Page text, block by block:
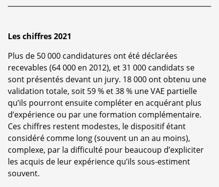
Les chiffres 2021
Plus de 50 000 candidatures ont été déclarées
recevables (64 000 en 2012), et 31 000 candidats se
sont présentés devant un jury. 18 000 ont obtenu une
validation totale, soit 59 % et 38 % une VAE partielle
qu’ils pourront ensuite compléter en acquérant plus
d’expérience ou par une formation complémentaire.
Ces chiffres restent modestes, le dispositif étant
considéré comme long (souvent un an au moins),
complexe, par la difficulté pour beaucoup d’expliciter
les acquis de leur expérience qu’ils sous-estiment
souvent.